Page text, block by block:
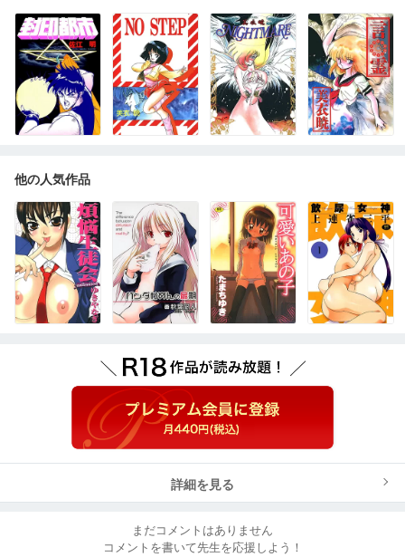
他の人気作品
詳細を見る
まだコメントはありません
コメントを書いて先生を応援しよう！